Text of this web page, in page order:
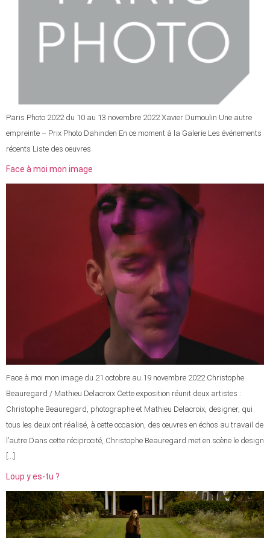
Paris Photo 2022 du 10 au 13 novembre 2022 Xavier Dumoulin Une autre
empreinte – Prix Photo Dahinden En ce moment à la Galerie Les événements
récents Liste des oeuvres
Face à moi mon image
Face à moi mon image du 21 octobre au 19 novembre 2022 Christophe
Beauregard / Mathieu Delacroix Cette exposition réunit deux artistes :
Christophe Beauregard, photographe et Mathieu Delacroix, designer, qui
tous les deux ont réalisé, à cette occasion, des œuvres en échos au travail de
l’autre.Dans cette réciprocité, Christophe Beauregard met en scène le design
Loup y es-tu ?